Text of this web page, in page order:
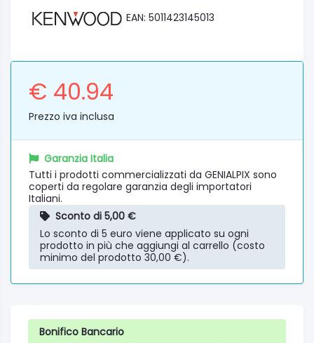
EAN: 5011423145013
€ 40.94
Prezzo iva inclusa
Garanzia Italia
Tutti i prodotti commercializzati da GENIALPIX sono
coperti da regolare garanzia degli importatori
Italiani.
Sconto di 5,00 €
Lo sconto di 5 euro viene applicato su ogni
prodotto in più che aggiungi al carrello (costo
minimo del prodotto 30,00 €).
Bonifico Bancario